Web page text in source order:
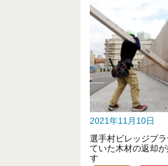
2021年11月10日
選手村ビレッジプ
ていた木材の返却
す